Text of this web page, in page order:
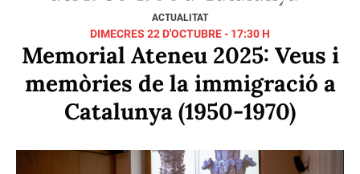
ACTUALITAT
DILLUNS 02 DE JUNY - 12:00 H
Adéu a Sefa Amell, sòcia